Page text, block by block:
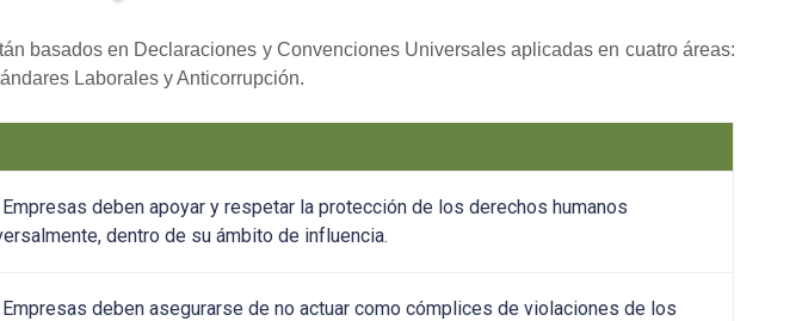
basados en Declaraciones y Convenciones Universales aplicadas en cuatro áreas:
Laborales y Anticorrupción.
deben apoyar y respetar la protección de los derechos humanos
dentro de su ámbito de influencia.
deben asegurarse de no actuar como cómplices de violaciones de los